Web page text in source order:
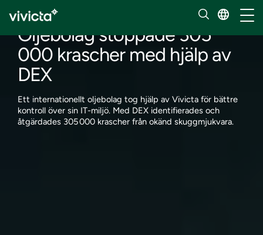
Oljebolag stoppade 305
000 krascher med hjälp av
DEX
Ett internationellt oljebolag tog hjälp av Vivicta för bättre
kontroll över sin IT-miljö. Med DEX identifierades och
åtgärdades 305 000 krascher från okänd skuggmjukvara.